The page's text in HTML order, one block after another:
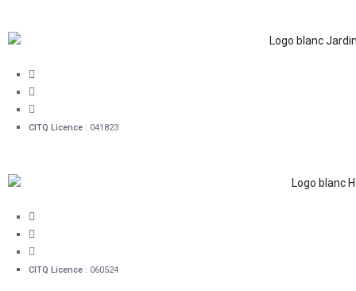
CITQ Licence : 041823
CITQ Licence : 060524